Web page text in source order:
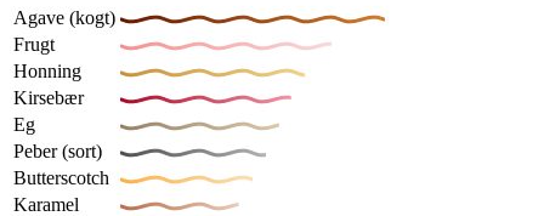
Agave (kogt)
Frugt
Honning
Kirsebær
Eg
Peber (sort)
Butterscotch
Karamel